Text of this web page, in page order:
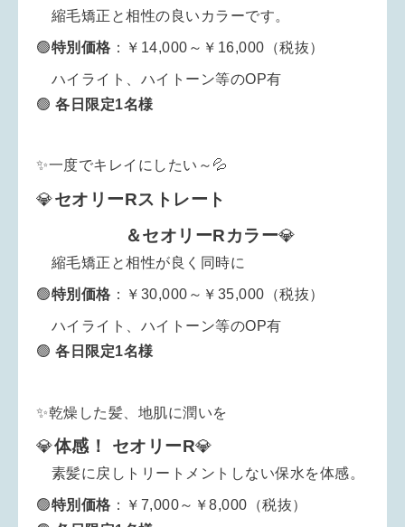
縮毛矯正と相性の良いカラーです。
🟢特別 価格 ：￥14,000～￥16,000（税抜）
ハイライト、ハイトーン等のOP有
🟢 各日限定1名様
✨一度でキレイにしたい～💦
💎セオリーRストレート
＆セオリーRカラー💎
縮毛矯正と相性が良く同時に
🟢特別 価格 ：￥30,000～￥35,000（税抜）
ハイライト、ハイトーン等のOP有
🟢 各日限定1名様
✨乾燥した髪、地肌に潤いを
💎体感！ セオリーR💎
素髪に戻しトリートメントしない保水を体感。
🟢特別 価格 ：￥7,000～￥8,000（税抜）